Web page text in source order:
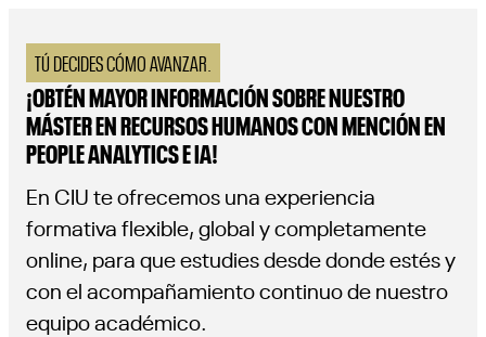
TÚ DECIDES CÓMO AVANZAR.
¡OBTÉN MAYOR INFORMACIÓN SOBRE NUESTRO
MÁSTER EN RECURSOS HUMANOS CON MENCIÓN EN
PEOPLE ANALYTICS E IA!
En CIU te ofrecemos una experiencia
formativa flexible, global y completamente
online, para que estudies desde donde estés y
con el acompañamiento continuo de nuestro
equipo académico.